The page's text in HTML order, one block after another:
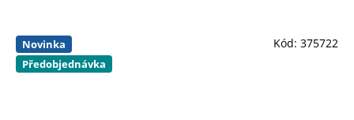
Novinka
Předobjednávka
Kód: 375722